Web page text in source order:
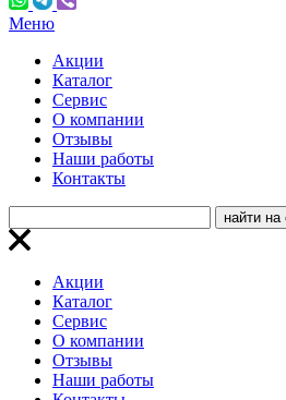
Меню
Акции
Каталог
Сервис
О компании
Отзывы
Наши работы
Контакты
Акции
Каталог
Сервис
О компании
Отзывы
Наши работы